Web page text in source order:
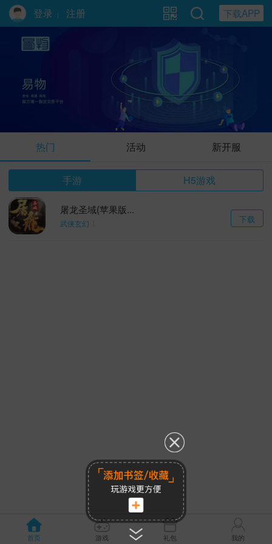
登录 | 注册 下载APP
官网唯一指定交易平台
热门 活动 新开服
手游 H5游戏
下载
屠龙圣域(苹果版...
武侠玄幻
首页 游戏 礼包 我的